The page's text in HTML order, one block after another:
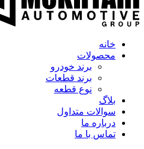
خانه
محصولات
برند خودرو
برند قطعات
نوع قطعه
بلاگ
سوالات متداول
درباره ما
تماس با ما